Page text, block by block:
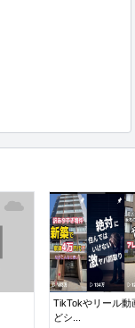
TikTokやリール動
どシ...